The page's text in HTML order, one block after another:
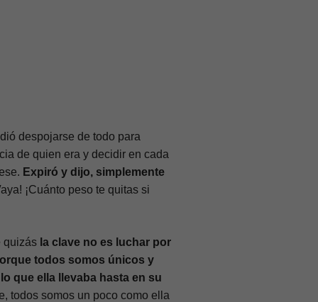
despojarse de todo para
de quien era y decidir en cada
Expiró y dijo, simplemente
¡Cuánto peso te quitas si
quizásla clave no es luchar por
todos somos únicos y
que ella llevaba hasta en su
todos somos un poco como ella